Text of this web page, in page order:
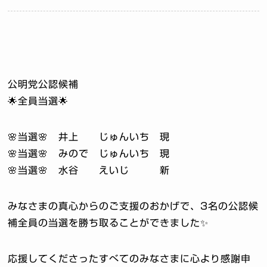
公明党公認候補
🌟全員当選🌟
🌸当選🌸 井上 じゅんいち 現
🌸当選🌸 みので じゅんいち 現
🌸当選🌸 水谷 えいじ 新
みなさまの真心からのご支援のおかげで、3名の公認候
補全員の当選を勝ち取ることができました✨
応援してくださったすべてのみなさまに心より感謝申